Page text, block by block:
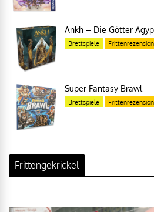
Ankh – Die Götter
Brettspiele
Super Fantasy Brawl
Brettspiele
Frittengekrickel